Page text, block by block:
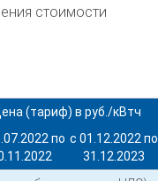
стоимости
(тариф) в руб./кВтч
по с 01.12.2022 по
31.12.2023